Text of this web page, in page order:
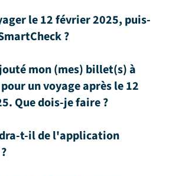
le 12 février 2025, puis-
?
mon (mes) billet(s) à
un voyage après le 12
Que dois-je faire ?
t-il de l'application